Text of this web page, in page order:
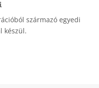
származó egyedi
készül.